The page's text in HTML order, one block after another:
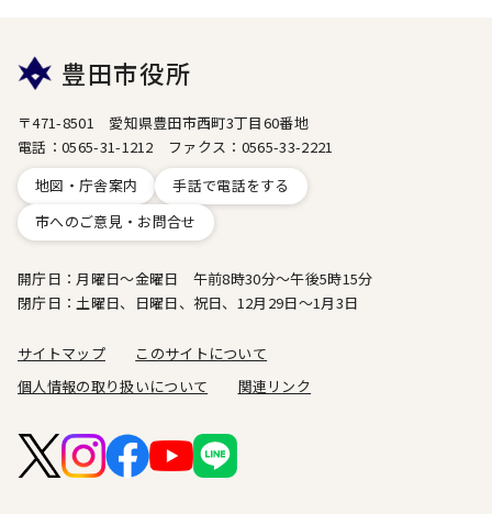
豊田市役所
〒471-8501 愛知県豊田市西町3丁目60番地
電話：0565-31-1212 ファクス：0565-33-2221
地図・庁舎案内
手話で電話をする
市へのご意見・お問合せ
開庁日：月曜日～金曜日 午前8時30分～午後5時15分
閉庁日：土曜日、日曜日、祝日、12月29日～1月3日
サイトマップ
このサイトについて
個人情報の取り扱いについて
関連リンク